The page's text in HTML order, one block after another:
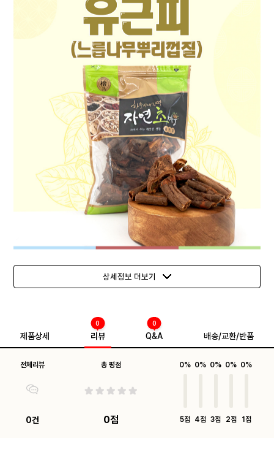
상세정보 더보기
제품상세 리뷰
0
Q&A
0
배송/교환/반품
전체리뷰
0건
총 평점
0점
0%
5점
0%
4점
0%
3점
0%
2점
0%
1점